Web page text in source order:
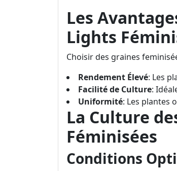
Les
Lights
Choisir des graines
Rendement Élevé: Les
Facilité de Culture:
Uniformité: Les plantes
La Culture
Féminisées
Conditions